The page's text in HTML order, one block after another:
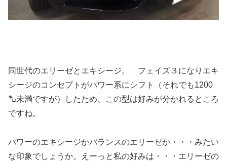
同世代のエリーゼとエキシージ。 フェイズ３になりエキ
シージのコンセプトがパワー系にシフト（それでも1200
㌔未満ですが）したため、この型は好みが分かれるところ
ですね。
パワーのエキシージかバランスのエリーゼか・・・みたい
な印象でしょうか。えーっと私の好みは・・・エリーゼの